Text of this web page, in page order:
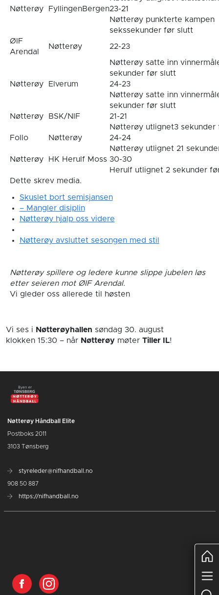
Nøtterøy
FyllingenBergen23-21
Nøtterøy punkterte kampen
sekssekunder før slutt
ØIF
Arendal
Nøtterøy 22-23
Nøtterøy satte inn
sekunder før slutt
Nøtterøy
Elverum
24-23
Nøtterøy satte inn
sekunder før slutt
Nøtterøy
BSK/NIF
21-21
Nøtterøy utlignet3 sekunder
Follo
Nøtterøy
24-24
Nøtterøy utlignet 21
Nøtterøy
HK Herulf Moss 30-30
Herulf utlignet 2 sekunder
Dette skrev media.
Skuslet bort semisjansen
– Mangler disiplin
Nøtterøy hjalp oss videre
Nøtterøy avsluttet sesongen med stil
Nøtterøy spillere og ledere kunne slippe jubelen løs
etter seieren mot ØIF Arendal.
Vi gleder oss allerede til høsten
Vi ses i Nøtterøyhallen søndag 30. august
klokken 15:30 – når Nøtterøy møter Tiller IL!
Nøtterøy Håndball Elite
Postboks 2011
3103 Tønsberg
styreleder@nifhandball.no
908 50 887
https://nifhandball.no